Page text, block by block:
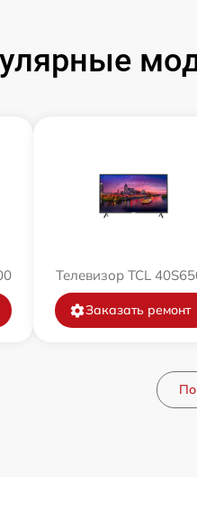
Телевизор TCL
Заказать ремонт